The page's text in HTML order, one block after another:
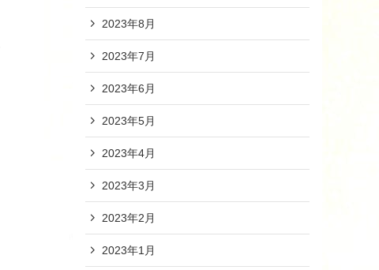
2023年8月
2023年7月
2023年6月
2023年5月
2023年4月
2023年3月
2023年2月
2023年1月